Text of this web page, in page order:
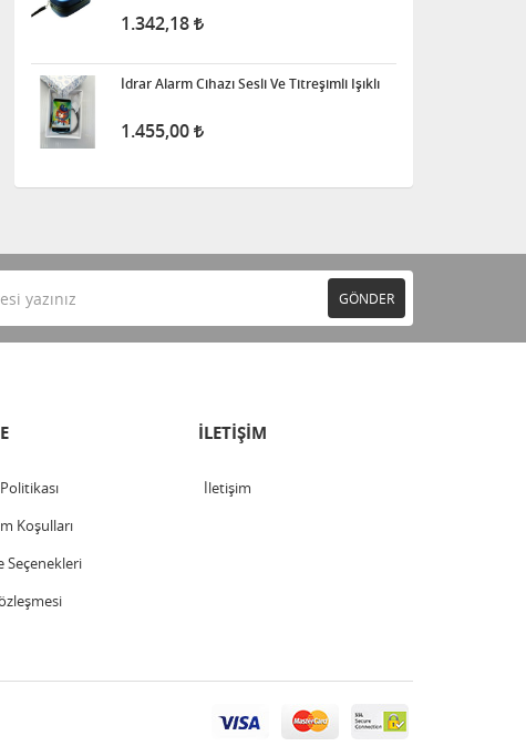
1.342,18
İdrar Alarm Cihazı Sesli Ve Titreşimli Işıklı
1.455,00
GÖNDER
Koşulları
Seçenekleri
İLETİŞİM
İletişim